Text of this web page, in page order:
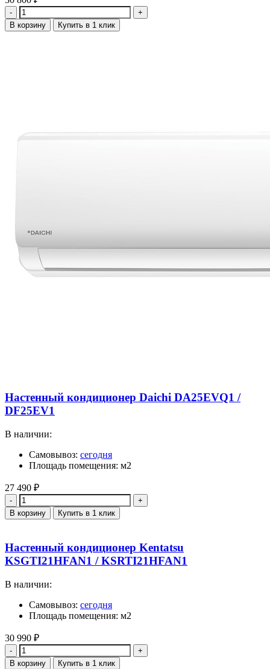
Количество
В корзину Купить в 1 клик
Настенный кондиционер Daichi DA25EVQ1 /
DF25EV1
В наличии:
Самовывоз: сегодня
Площадь помещения: м2
27 490 ₽
Количество
В корзину Купить в 1 клик
Настенный кондиционер Kentatsu
KSGTI21HFAN1 / KSRTI21HFAN1
В наличии:
Самовывоз: сегодня
Площадь помещения: м2
30 990 ₽
Количество
В корзину Купить в 1 клик